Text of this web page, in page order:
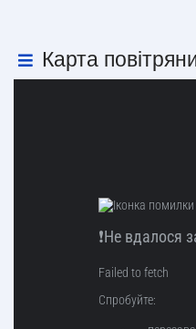
Карта